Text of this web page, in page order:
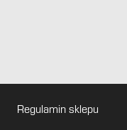
Regulamin sklepu